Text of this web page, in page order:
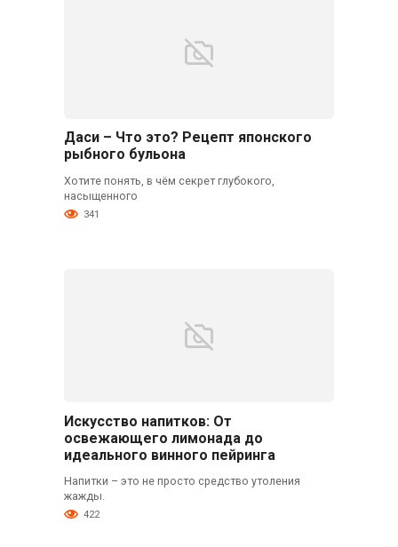
Даси – Что это? Рецепт японского
рыбного бульона
Хотите понять, в чём секрет глубокого,
насыщенного
341
Искусство напитков: От
освежающего лимонада до
идеального винного пейринга
Напитки – это не просто средство утоления
жажды.
422